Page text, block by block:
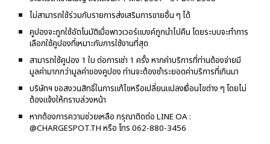
ไม่สามารถใช้ร่วมกับรายการส่งเสริมการขายอื่น ๆ ได้
คูปองจะถูกใช้อัตโนมัติเมื่อพาวเวอร์แบงค์ถูกนำไปคืน โดยระบบจะทำการ
เลือกใช้คูปองที่เหมาะกับการใช้งานที่สุด
สามารถใช้คูปอง 1 ใบ ต่อการเช่า 1 ครั้ง หากค่าบริการที่ท่านต้องจ่ายมี
มูลค่ามากกว่ามูลค่าของคูปอง ท่านจะต้องชำระยอดค่าบริการที่เกินมา
บริษัทฯ ขอสงวนสิทธิ์ในการแก้ไขหรือเปลี่ยนแปลงเงื่อนไขต่าง ๆ โดยไม่
ต้องแจ้งให้ทราบล่วงหน้า
หากต้องการความช่วยเหลือ กรุณาติดต่อ LINE OA :
@CHARGESPOT.TH หรือ โทร 062-880-3456